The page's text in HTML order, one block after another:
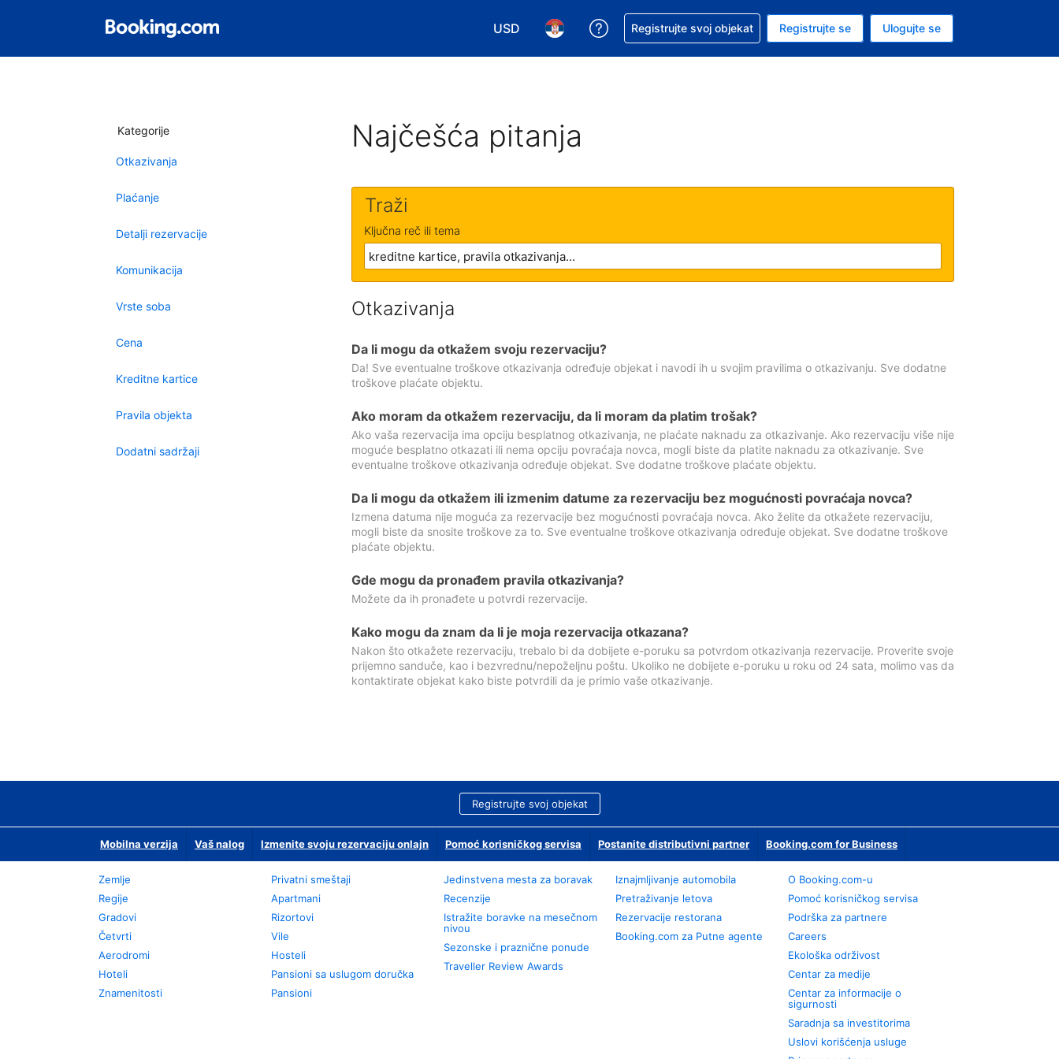
USD
Izaberite valutu. Vaša trenutna valuta je američki dolar
Izaberite jezik. Vaš trenutni jezik je Srpskom
Zatražite pomoć u vezi sa rezervacijom
Registrujte svoj objekat Registrujte se Ulogujte se
Kategorije
Otkazivanja
Plaćanje
Detalji rezervacije
Komunikacija
Vrste soba
Cena
Kreditne kartice
Pravila objekta
Dodatni sadržaji
Najčešća pitanja
Traži
Ključna reč ili tema
Otkazivanja
Da li mogu da otkažem svoju rezervaciju?
Da! Sve eventualne troškove otkazivanja određuje objekat i navodi ih u svojim pravilima o otkazivanju. Sve dodatne
troškove plaćate objektu.
Ako moram da otkažem rezervaciju, da li moram da platim trošak?
Ako vaša rezervacija ima opciju besplatnog otkazivanja, ne plaćate naknadu za otkazivanje. Ako rezervaciju više nije
moguće besplatno otkazati ili nema opciju povraćaja novca, mogli biste da platite naknadu za otkazivanje. Sve
eventualne troškove otkazivanja određuje objekat. Sve dodatne troškove plaćate objektu.
Da li mogu da otkažem ili izmenim datume za rezervaciju bez mogućnosti povraćaja novca?
Izmena datuma nije moguća za rezervacije bez mogućnosti povraćaja novca. Ako želite da otkažete rezervaciju,
mogli biste da snosite troškove za to. Sve eventualne troškove otkazivanja određuje objekat. Sve dodatne troškove
plaćate objektu.
Gde mogu da pronađem pravila otkazivanja?
Možete da ih pronađete u potvrdi rezervacije.
Kako mogu da znam da li je moja rezervacija otkazana?
Nakon što otkažete rezervaciju, trebalo bi da dobijete e-poruku sa potvrdom otkazivanja rezervacije. Proverite svoje
prijemno sanduče, kao i bezvrednu/nepoželjnu poštu. Ukoliko ne dobijete e-poruku u roku od 24 sata, molimo vas da
kontaktirate objekat kako biste potvrdili da je primio vaše otkazivanje.
Registrujte svoj objekat
Mobilna verzija Vaš nalog Izmenite svoju rezervaciju onlajn Pomoć korisničkog servisa Postanite distributivni partner Booking.com for Business
Zemlje
Regije
Gradovi
Četvrti
Aerodromi
Hoteli
Znamenitosti
Privatni smeštaji
Apartmani
Rizortovi
Vile
Hosteli
Pansioni sa uslugom doručka
Pansioni
Jedinstvena mesta za boravak
Recenzije
Istražite boravke na mesečnom
nivou
Sezonske i praznične ponude
Traveller Review Awards
Iznajmljivanje automobila
Pretraživanje letova
Rezervacije restorana
Booking.com za Putne agente
О Booking.com-u
Pomoć korisničkog servisa
Podrška za partnere
Careers
Ekološka održivost
Centar za medije
Centar za informacije o
sigurnosti
Saradnja sa investitorima
Uslovi korišćenja usluge